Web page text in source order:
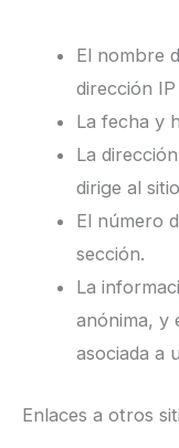
El nombre
dirección
La fecha y
La
dirige al
El número
sección.
La
anónima, y
asociada a
Enlaces a otros